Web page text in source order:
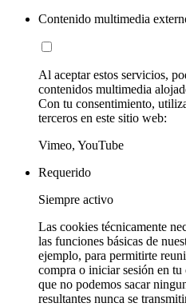
Contenido multimedia
Al aceptar estos servicios,
contenidos multimedia
Con tu consentimiento,
terceros en este sitio web:
Vimeo, YouTube
Requerido
Siempre activo
Las cookies técnicamente
las funciones básicas de
ejemplo, para permitirte
compra o iniciar sesión en
que no podemos sacar
resultantes nunca se